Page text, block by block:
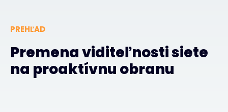
PREHĽAD
Premena viditeľnosti siete
na proaktívnu obranu